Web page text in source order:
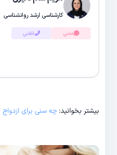
کارشناسی ارشد روانشناسی
متنی تلفنی
بیشتر بخوانید:چه سنی برای